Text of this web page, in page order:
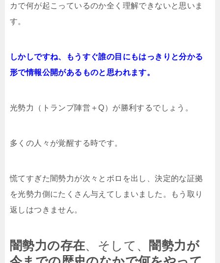
カで何が起こっているのか全く理解できないと思いま
す。
しかしですね、もうすぐ誰の目にもはっきりと分かる
形で情報公開があるものと思われます。
光勢力（トランプ陣営＋Q）が勝利するでしょう。
多くの人々が覚醒する時です。
慌てすぎた闇勢力が次々とボロを出し、決定的な証拠
を光勢力側にたくさん与えてしまいました。もう取り
返しはつきません。
闇勢力の存在、そして、 闇勢力が